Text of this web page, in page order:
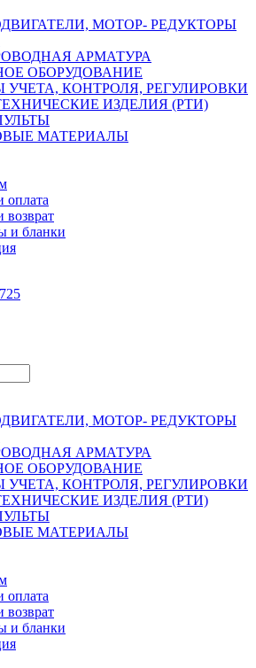
МОТОР- РЕДУКТОРЫ
АРМАТУРА
ОБОРУДОВАНИЕ
УЧЕТА, КОНТРОЛЯ, РЕГУЛИРОВКИ
ИЗДЕЛИЯ (РТИ)
МАТЕРИАЛЫ
оплата
возврат
и бланки
МОТОР- РЕДУКТОРЫ
АРМАТУРА
ОБОРУДОВАНИЕ
УЧЕТА, КОНТРОЛЯ, РЕГУЛИРОВКИ
ИЗДЕЛИЯ (РТИ)
МАТЕРИАЛЫ
оплата
возврат
и бланки